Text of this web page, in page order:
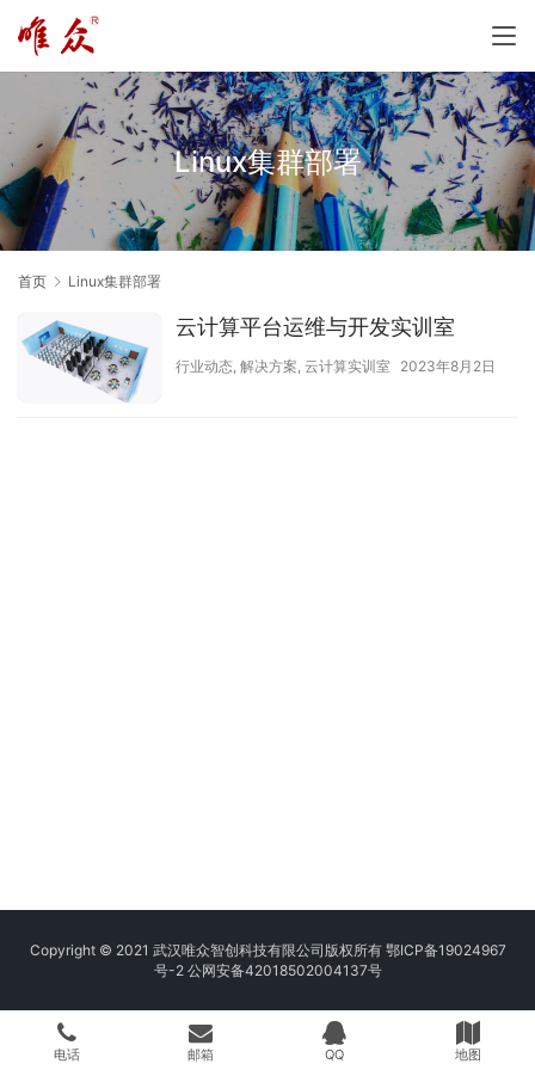
Linux集群部署
首页 Linux集群部署
云计算平台运维与开发实训室
行业动态, 解决方案, 云计算实训室 2023年8月2日
Copyright © 2021 武汉唯众智创科技有限公司版权所有 鄂ICP备19024967
号-2 公网安备42018502004137号
电话 邮箱 QQ 地图